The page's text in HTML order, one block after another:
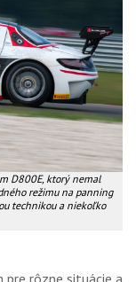
D800E, ktorý nemal
režimu na panning
technikou a niekoľko